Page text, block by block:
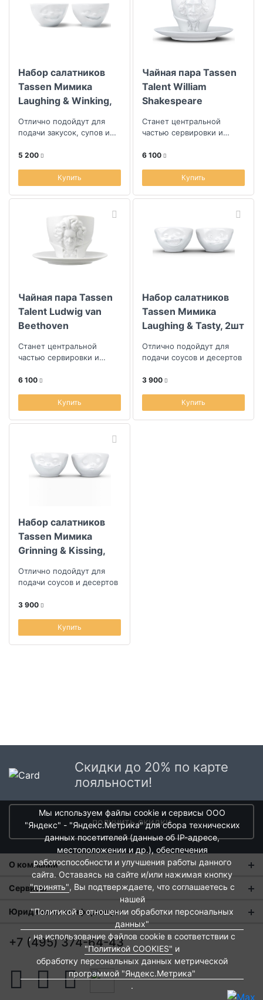
Набор салатников
Tassen Мимика
Laughing & Winking,
Отлично подойдут для
подачи закусок, супов и
5 200
Купить
Чайная пара Tassen
Talent William
Shakespeare
Станет центральной
частью сервировки и
6 100
Купить
Чайная пара Tassen
Talent Ludwig van
Beethoven
Станет центральной
частью сервировки и
6 100
Купить
Набор салатников
Tassen Мимика
Laughing & Tasty, 2шт
Отлично подойдут для
подачи соусов и десертов
3 900
Купить
Набор салатников
Tassen Мимика
Grinning & Kissing,
Отлично подойдут для
подачи соусов и десертов
3 900
Купить
Скидки до 20% по карте
лояльности!
получить скидки
О компании
О нас
Магазины
Контакты
Развитие сети
Вакансии
Сервисы
Оплата и тарифы доставки
Обмен и возврат
Евродом-бонус
Подарочные сертификаты
Юридическая информация
Пользовательское соглашение
Политика обработки персональных данных
Политика cookies
+7 (495) 374-64-43
Мы используем файлы cookie и сервисы ООО
"Яндекс" - "Яндекс.Метрика" для сбора технических
данных посетителей (данные об IP-адресе,
местоположении и др.), обеспечения
работоспособности и улучшения работы данного
сайта. Оставаясь на сайте и/или нажимая кнопку
"принять", Вы подтверждаете, что соглашаетесь с
нашей
"Политикой в отношении обработки персональных
данных"
, на использование файлов cookie в соответствии с
"Политикой COOKIES" и
обработку персональных данных метрической
программой "Яндекс.Метрика"
.